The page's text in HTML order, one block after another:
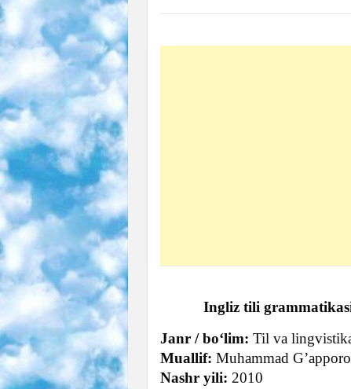
Ingliz tili
Janr / bo‘lim: Til va
Muallif: Muhammad
Nashr yili: 2010